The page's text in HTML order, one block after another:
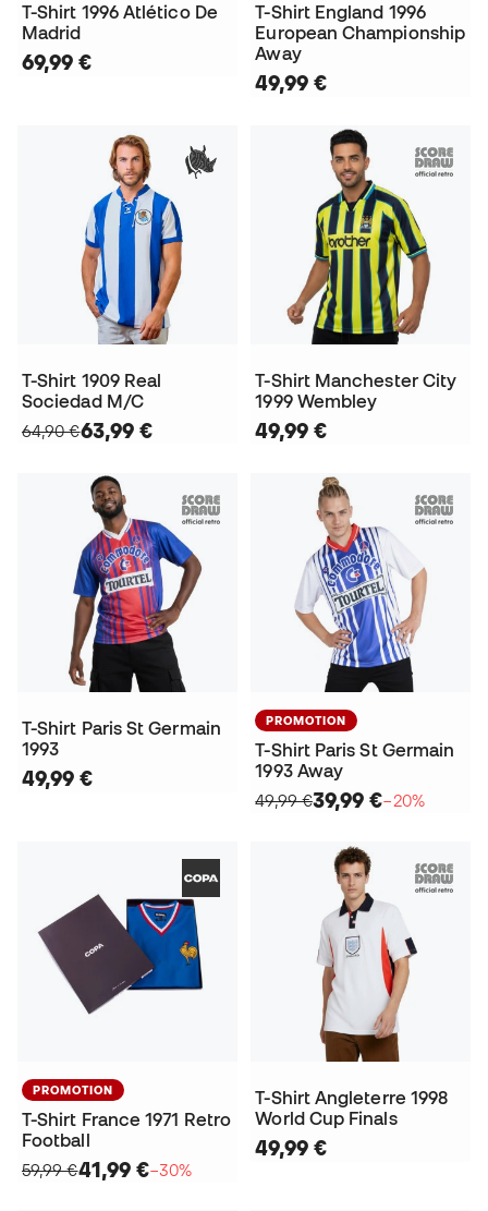
T-Shirt 1996 Atlético De
Madrid
69,99 €
T-Shirt England 1996
European Championship
Away
49,99 €
T-Shirt 1909 Real
Sociedad M/C
64,90 €63,99 €
T-Shirt Manchester City
1999 Wembley
49,99 €
T-Shirt Paris St Germain
1993
49,99 €
PROMOTION
T-Shirt Paris St Germain
1993 Away
49,99 €39,99 €−20%
PROMOTION
T-Shirt France 1971 Retro
Football
59,99 €41,99 €−30%
T-Shirt Angleterre 1998
World Cup Finals
49,99 €